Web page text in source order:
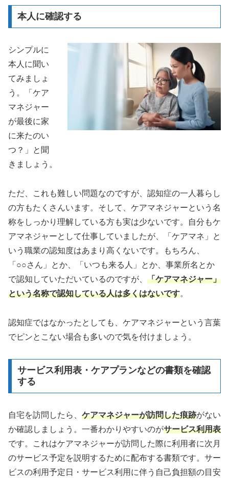
本人に確認する
シンプルに
本人に聞い
てみましょ
う。「ケア
マネジャー
が最後に家
に来たのい
つ？」と聞
きましょう。
ただ、これも難しい問題なのですが、認知症の一人暮らし
の方もたくさんいます。そして、ケアマネジャーという名
称をしっかり理解している方も実は少ないです。自分もケ
アマネジャーとして仕事していましたが、「ケアマネ」と
いう職業の認知度はあまり高くないです。もちろん、
「○○さん」とか、「いつも来る人」とか、事業所名とか
で認知していただいているのですが、 「ケアマネジャー」
という名称で認知している人は多くはないです。
認知症ではなかったとしても、ケアマネジャーという言葉
でピンとこない場合も多いので気を付けましょう。
サービス利用表・ケアプランなどの書類を確認
する
自宅を訪問したら、 ケアマネジャーが訪問した痕跡がない
か確認しましょう。一番わかりやすいのがサービス利用表
です。これはケアマネジャーが訪問した際に利用者に次月
のサービス予定を説明するために配布する書類です。サー
ビスの利用予定日・サービス利用に伴う自己負担額の目安